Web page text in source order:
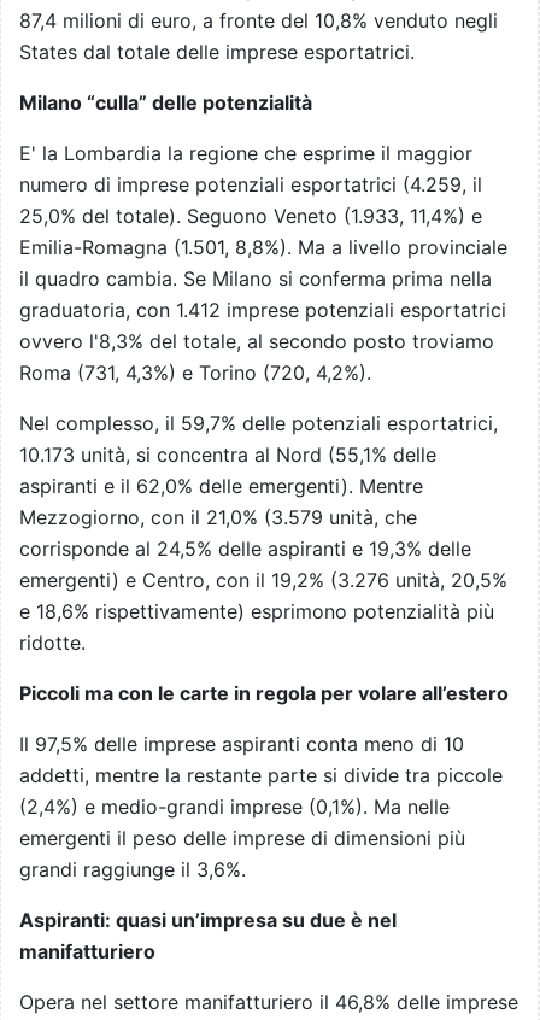
87,4 milioni di euro, a fronte del 10,8% venduto negli
States dal totale delle imprese esportatrici.
Milano “culla” delle potenzialità
E' la Lombardia la regione che esprime il maggior
numero di imprese potenziali esportatrici (4.259, il
25,0% del totale). Seguono Veneto (1.933, 11,4%) e
Emilia-Romagna (1.501, 8,8%). Ma a livello provinciale
il quadro cambia. Se Milano si conferma prima nella
graduatoria, con 1.412 imprese potenziali esportatrici
ovvero l'8,3% del totale, al secondo posto troviamo
Roma (731, 4,3%) e Torino (720, 4,2%).
Nel complesso, il 59,7% delle potenziali esportatrici,
10.173 unità, si concentra al Nord (55,1% delle
aspiranti e il 62,0% delle emergenti). Mentre
Mezzogiorno, con il 21,0% (3.579 unità, che
corrisponde al 24,5% delle aspiranti e 19,3% delle
emergenti) e Centro, con il 19,2% (3.276 unità, 20,5%
e 18,6% rispettivamente) esprimono potenzialità più
ridotte.
Piccoli ma con le carte in regola per volare all’estero
Il 97,5% delle imprese aspiranti conta meno di 10
addetti, mentre la restante parte si divide tra piccole
(2,4%) e medio-grandi imprese (0,1%). Ma nelle
emergenti il peso delle imprese di dimensioni più
grandi raggiunge il 3,6%.
Aspiranti: quasi un’impresa su due è nel
manifatturiero
Opera nel settore manifatturiero il 46,8% delle imprese